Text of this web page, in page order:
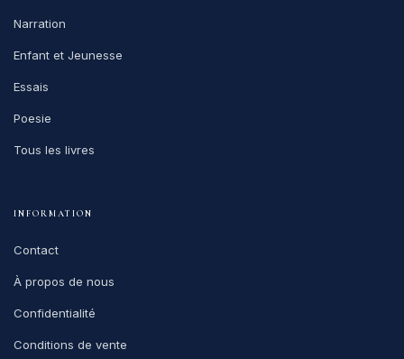
Narration
Enfant et Jeunesse
Essais
Poesie
Tous les livres
INFORMATION
Contact
À propos de nous
Confidentialité
Conditions de vente